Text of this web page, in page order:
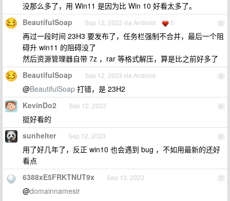
没那么多了，用 Win11 是因为比 Win 10 好看太多了。
3
BeautifulSoap Sep 12, 2023 via Android 5
再过一段时间 23H3 要发布了，任务栏强制不合并，最后一个阻
碍升 win11 的阻碍没了
然后资源管理器自带 7z ，rar 等格式解压，算是比之前好多了
4
BeautifulSoap Sep 12, 2023 via Android
@BeautifulSoap 打错，是 23H2
5
KevinDo2 Sep 12, 2023
挺好看的
6
sunhelter Sep 12, 2023
用了好几年了，反正 win10 也会遇到 bug ，不如用最新的还好
看点
7
6388xE5FRKTNUT9x Sep 13, 2023
@domainnamesir